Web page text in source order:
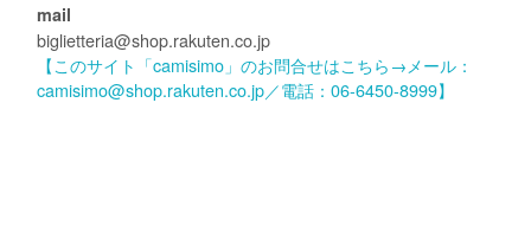
mail
biglietteria@shop.rakuten.co.jp
【このサイト「camisimo」のお問合せはこちら→メール：
camisimo@shop.rakuten.co.jp／電話：06-6450-8999】